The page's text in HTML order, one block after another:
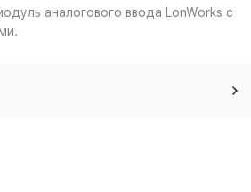
аналогового ввода LonWorks с